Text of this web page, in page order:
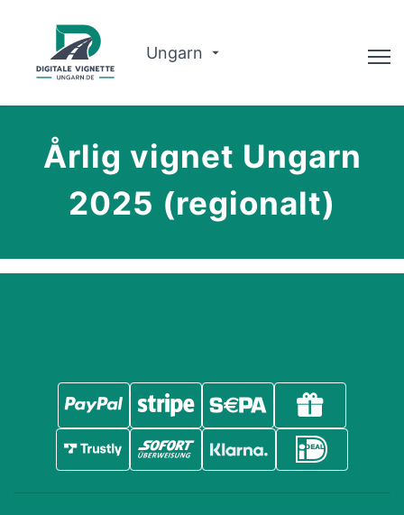
Ungarn
Om Os
Ruteplanlægger
Årlig vignet Ungarn
2025 (regionalt)